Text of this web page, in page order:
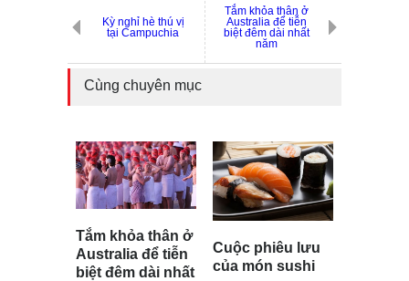
Kỳ nghỉ hè thú vị
tại Campuchia
Tắm khỏa thân ở
Australia để tiễn
biệt đêm dài nhất
năm
Cùng chuyên mục
Tắm khỏa thân ở
Australia để tiễn
biệt đêm dài nhất
Cuộc phiêu lưu
của món sushi